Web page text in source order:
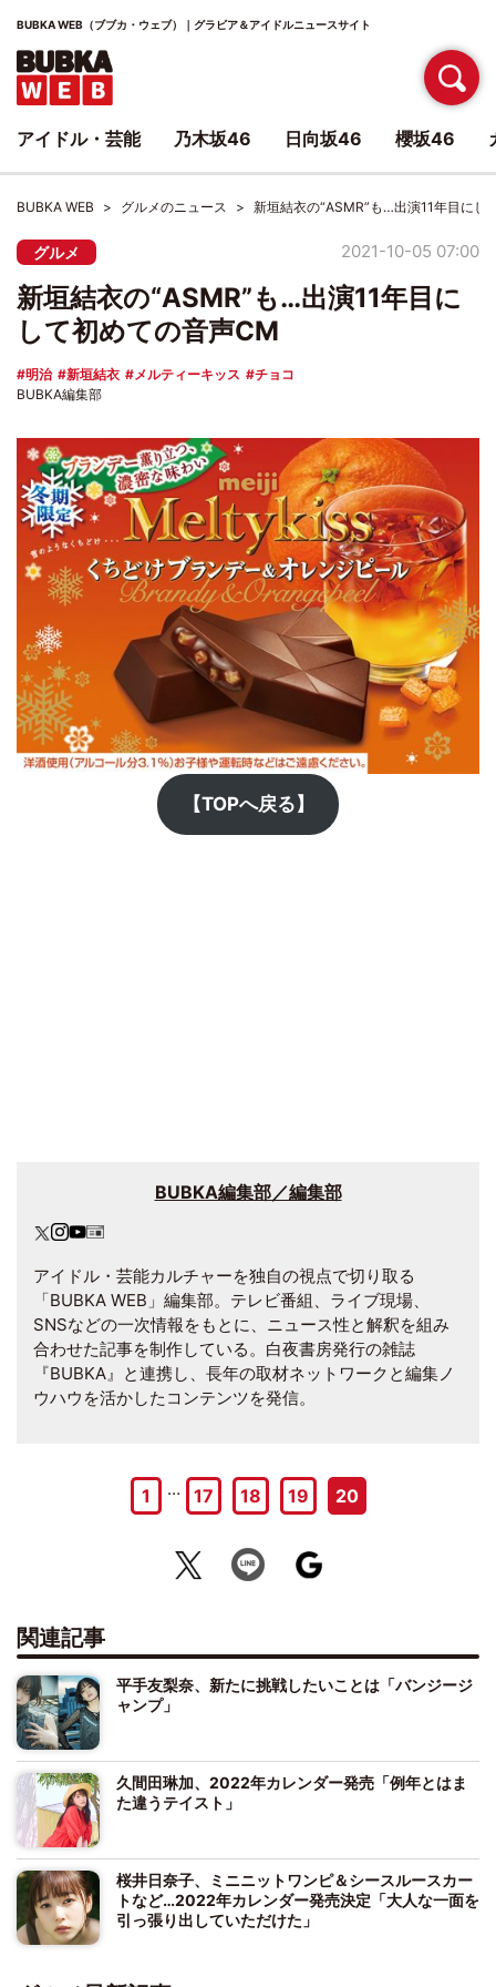
BUBKA WEB（ブブカ・ウェブ）｜グラビア＆アイドルニュースサイト
BUBKA WEB グルメのニュース 新垣結衣の“ASMR”も…出演11年目にし
グルメ 2021-10-05 07:00
新垣結衣の“ASMR”も…出演11年目に
して初めての音声CM
明治 新垣結衣 メルティーキッス
チョコ
BUBKA編集部
【TOPへ戻る】
BUBKA編集部／編集部
アイドル・芸能カルチャーを独自の視点で切り取る
「BUBKA WEB」編集部。テレビ番組、ライブ現場、
SNSなどの一次情報をもとに、ニュース性と解釈を組み
合わせた記事を制作している。白夜書房発行の雑誌
『BUBKA』と連携し、長年の取材ネットワークと編集ノ
ウハウを活かしたコンテンツを発信。
1 … 17 18 19 20
関連記事
平手友梨奈、新たに挑戦したいことは「バンジージ
ャンプ」
久間田琳加、2022年カレンダー発売「例年とはま
た違うテイスト」
桜井日奈子、ミニニットワンピ＆シースルースカー
トなど…2022年カレンダー発売決定「大人な一面を
引っ張り出していただけた」
アイドル・芸能 乃木坂46 日向坂46 櫻坂46